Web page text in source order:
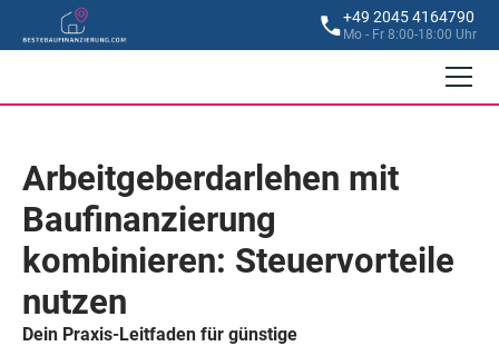
+49 2045 4164790
Mo - Fr 8:00-18:00 Uhr
Arbeitgeberdarlehen mit
Baufinanzierung
kombinieren: Steuervorteile
nutzen
Dein Praxis-Leitfaden für günstige